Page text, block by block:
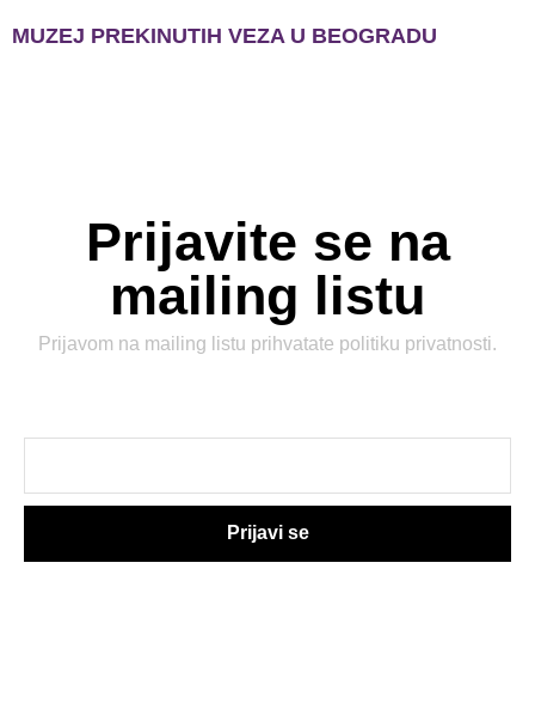
MUZEJ PREKINUTIH VEZA U BEOGRADU
Prijavite se na
mailing listu
Prijavom na mailing listu prihvatate politiku privatnosti.
Prijavi se